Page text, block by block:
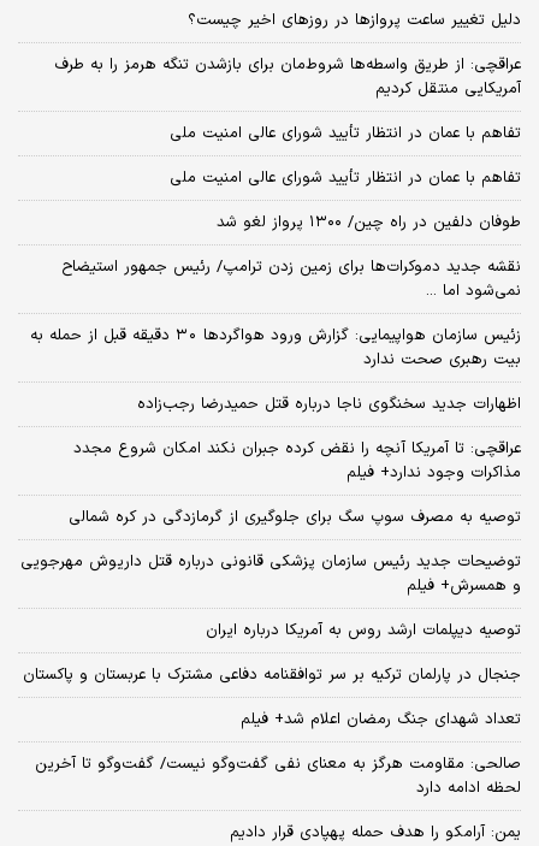
دلیل تغییر ساعت پروازها در روزهای اخیر چیست؟
عراقچی: از طریق واسطه‌ها شروط‌مان برای بازشدن تنگه هرمز را به طرف
آمریکایی منتقل کردیم
تفاهم با عمان در انتظار تأیید شورای عالی امنیت ملی
تفاهم با عمان در انتظار تأیید شورای عالی امنیت ملی
طوفان دلفین در راه چین/ ۱۳۰۰ پرواز لغو شد
نقشه جدید دموکرات‌ها برای زمین زدن ترامپ/ رئیس جمهور استیضاح
نمی‌شود اما ...
زئیس سازمان هواپیمایی: گزارش ورود هواگردها ٣٠ دقیقه قبل از حمله به
بیت رهبری صحت ندارد
اظهارات جدید سخنگوی ناجا درباره قتل حمیدرضا رجب‌زاده
عراقچی: تا آمریکا آنچه را نقض کرده جبران نکند امکان شروع مجدد
مذاکرات وجود ندارد+ فیلم
توصیه به مصرف سوپ سگ برای جلوگیری از گرمازدگی در کره شمالی
توضیحات جدید رئیس سازمان پزشکی قانونی درباره قتل داریوش مهرجویی
و همسرش+ فیلم
توصیه دیپلمات ارشد روس به آمریکا درباره ایران
جنجال در پارلمان ترکیه بر سر توافقنامه دفاعی مشترک با عربستان و پاکستان
تعداد شهدای جنگ رمضان اعلام شد+ فیلم
صالحی: مقاومت هرگز به معنای نفی گفت‌وگو نیست/ گفت‌وگو تا آخرین
لحظه ادامه دارد
یمن: آرامکو را هدف حمله پهپادی قرار دادیم